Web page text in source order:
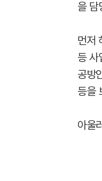
을 담
먼저
등
공방
등을
아울